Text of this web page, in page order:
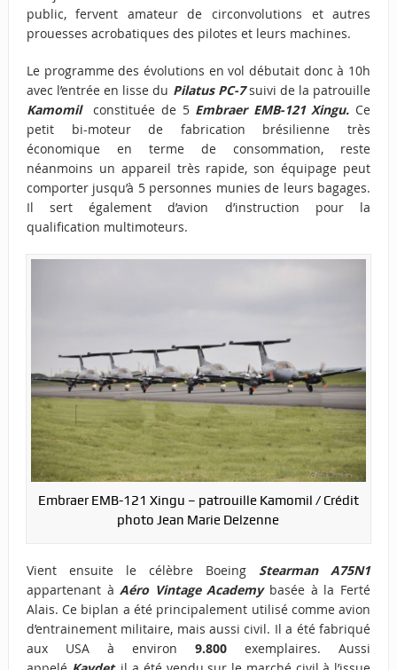
public, fervent amateur de circonvolutions et autres
prouesses acrobatiques des pilotes et leurs machines.
Le programme des évolutions en vol débutait donc à 10h
avec l’entrée en lisse du Pilatus PC-7suivi de la patrouille
Kamomil constituée de 5Embraer EMB-121 Xingu. Ce
petit bi-moteur de fabrication brésilienne très
économique en terme de consommation, reste
néanmoins un appareil très rapide, son équipage peut
comporter jusqu’à 5 personnes munies de leurs bagages.
Il sert également d’avion d’instruction pour la
qualification multimoteurs.
Embraer EMB-121 Xingu – patrouille Kamomil / Crédit
photo Jean Marie Delzenne
Vient ensuite le célèbre Boeing Stearman A75N1
appartenant à Aéro Vintage Academybasée à la Ferté
Alais. Ce biplan a été principalement utilisé comme avion
d’entrainement militaire, mais aussi civil. Il a été fabriqué
aux USA à environ9.800 exemplaires. Aussi